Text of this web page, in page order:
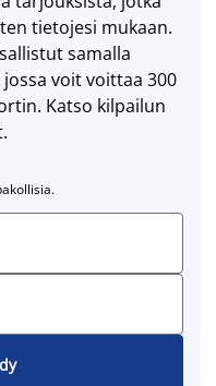
tietojesi mukaan.
samalla
voit voittaa 300
Katso kilpailun